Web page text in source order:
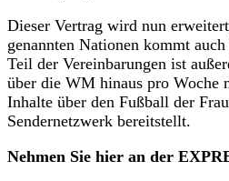
Dieser Vertrag wird nun
genannten Nationen kommt
Teil der Vereinbarungen ist
über die WM hinaus pro Woche
Inhalte über den Fußball der
Sendernetzwerk bereitstellt.
Nehmen Sie hier an der